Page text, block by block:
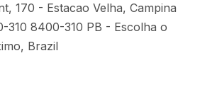
170 - Estacao Velha, Campina
310 8400-310 PB - Escolha o
, Brazil